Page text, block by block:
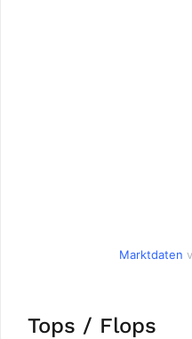
Marktdaten
Tops / Flops